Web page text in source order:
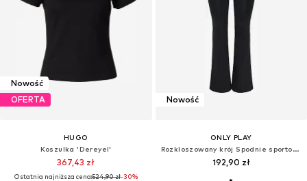
Nowość
OFERTA
HUGO
Koszulka 'Dereyel'
367,43 zł
Ostatnia najniższa cena:524,90 zł-30%
Nowość
ONLY PLAY
Rozkloszowany krój Spodnie sportowe 'ONPRYA-WIN'
192,90 zł